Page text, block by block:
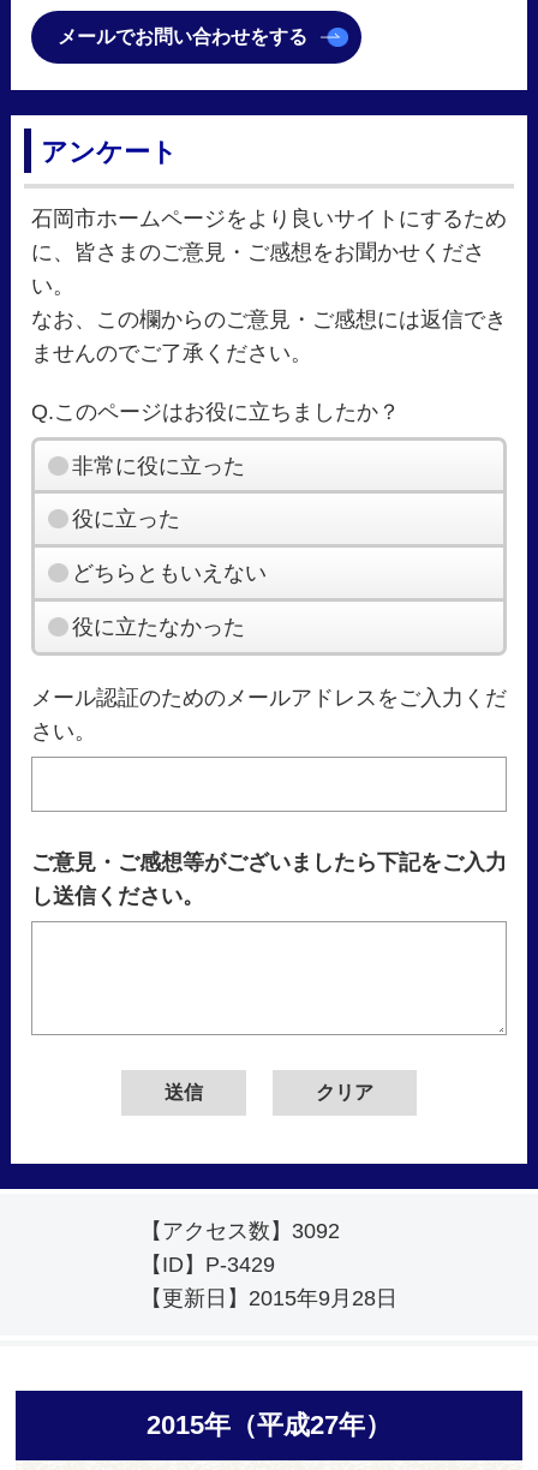
メールでお問い合わせをする
アンケート
石岡市ホームページをより良いサイトにするため
に、皆さまのご意見・ご感想をお聞かせくださ
い。
なお、この欄からのご意見・ご感想には返信でき
ませんのでご了承ください。
Q.このページはお役に立ちましたか？
非常に役に立った
役に立った
どちらともいえない
役に立たなかった
メール認証のためのメールアドレスをご入力くだ
さい。
ご意見・ご感想等がございましたら下記をご入力
し送信ください。
【アクセス数】 3092
【ID】 P-3429
【更新日】 2015年9月28日
2015年（平成27年）